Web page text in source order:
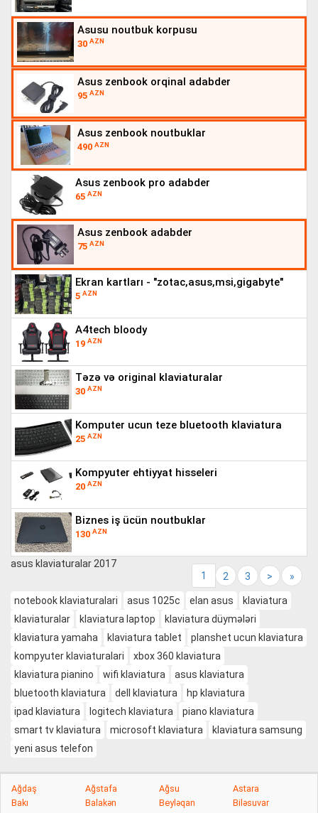
asusu noutbuk korpusu
30 AZN
asus zenbook orqinal adabder
95 AZN
asus zenbook noutbuklar
490 AZN
asus zenbook pro adabder
65 AZN
asus zenbook adabder
75 AZN
ekran kartları - "zotac,asus,msi,gigabyte"
5 AZN
a4tech bloody
19 AZN
təzə və original klaviaturalar
30 AZN
komputer ucun teze bluetooth klaviatura
25 AZN
kompyuter ehtiyyat hisseleri
20 AZN
biznes iş ücün noutbuklar
130 AZN
1 2 3 > »
asus klaviaturalar 2017
notebook klaviaturalari asus 1025c elan asus
klaviatura
klaviaturalar
klaviatura laptop
klaviatura düymələri
klaviatura yamaha
klaviatura tablet
planshet ucun klaviatura
kompyuter klaviaturalari
xbox 360 klaviatura
klaviatura pianino
wifi klaviatura
asus klaviatura
bluetooth klaviatura
dell klaviatura
hp klaviatura
ipad klaviatura
logitech klaviatura
piano klaviatura
smart tv klaviatura
microsoft klaviatura
klaviatura samsung
yeni asus telefon
Ağdaş Ağstafa Ağsu
Astara
Bakı
Balakən Beyləqan
Biləsuvar